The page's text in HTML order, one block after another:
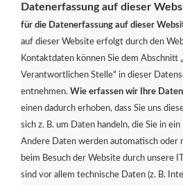
Datenerfassung auf dieser
für die Datenerfassung auf dieser
auf dieser Website erfolgt durch den
Kontaktdaten können Sie dem Abschnitt
Verantwortlichen Stelle“ in dieser
entnehmen. Wie erfassen wir Ihre
einen dadurch erhoben, dass Sie uns
sich z. B. um Daten handeln, die Sie in
Andere Daten werden automatisch oder
beim Besuch der Website durch unsere
sind vor allem technische Daten (z. B.